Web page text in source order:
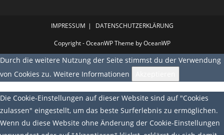
IMPRESSUM DATENSCHUTZERKLÄRUNG
Copyright - OceanWP Theme by OceanWP
Durch die weitere Nutzung der Seite stimmst du der Verwendung
von Cookies zu. Weitere Informationen
Die Cookie-Einstellungen auf dieser Website sind auf "Cookies
zulassen" eingestellt, um das beste Surferlebnis zu ermöglichen.
Wenn du diese Website ohne Änderung der Cookie-Einstellungen